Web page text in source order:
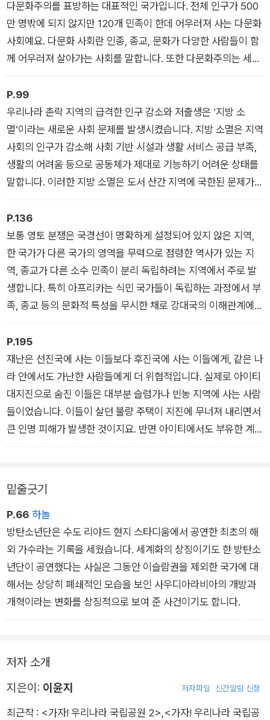
각할 만한 주제까지 폭넓게 담겨 있어 하나씩 읽다 보면 자연스럽
게 지리를 이해하기 위한 기본 개념을 익히고, 지리적 안목도 함
께 키우게 될 것이다.
지 보호 지역으로 지정해 보호하고, 훼손된 갯벌은 역간척과 복원
사업을 통해 본래의 기능을 되살리려는 노력이 이어지고 있습니
다. - 〈갯벌〉
다문화주의를 표방하는 대표적인 국가입니다. 전체 인구가 500
만 명밖에 되지 않지만 120개 민족이 한데 어우러져 사는 다문화
사회예요. 다문화 사회란 인종, 종교, 문화가 다양한 사람들이 함
께 어우러져 살아가는 사회를 말합니다. 또한 다문화주의는 세계
화가 진행됨에 따라 단일한 민족 국가들이 가지고 있는 다양한 문
화를 서로 인정하고 교류하기 위해 여러 문화를 존중하고자 하는
태도나 정책입니다. - 〈문화 공존〉
P.99
우리나라 촌락 지역의 급격한 인구 감소와 저출생은 ‘지방 소
멸’이라는 새로운 사회 문제를 발생시켰습니다. 지방 소멸은 지역
사회의 인구가 감소해 사회 기반 시설과 생활 서비스 공급 부족,
생활의 어려움 등으로 공동체가 제대로 기능하기 어려운 상태를
말합니다. 이러한 지방 소멸은 도서 산간 지역에 국한된 문제가
아닙니다. 중소 도시는 물론 광역 자치 단체에서도 벌써 시작된
현상입니다. 2047년에는 전국적인 소멸이 진행될 것이라는 예
상도 있지요. 이제라도 고령화에 따른 사회 전반에 걸친 문제를
점검하고 지방 소멸에 대한 적극적인 대책을 마련해야 할 것입니
다. - 〈지방 소멸〉
P.136
보통 영토 분쟁은 국경선이 명확하게 설정되어 있지 않은 지역,
한 국가가 다른 국가의 영역을 무력으로 점령한 역사가 있는 지
역, 종교가 다른 소수 민족이 분리 독립하려는 지역에서 주로 발
생합니다. 특히 아프리카는 식민 국가들이 독립하는 과정에서 부
족, 종교 등의 문화적 특성을 무시한 채로 강대국의 이해관계에
따라 국경선을 설정했습니다. 이로 인해 다양한 부족들이 한 국가
에 포함되거나, 하나의 부족이 국경을 두고 둘로 나누어지기도 했
습니다. 게다가 아프리카의 풍부한 지하자원은 그것을 둘러싼 이
권 경쟁으로, 축복이 아닌 저주가 되고 있지요. 이에 따라 아프리
카에서는 곳곳에서 분쟁이 발생하고 지금도 끊임없이 난민이 발
생하고 있습니다. - 〈분쟁〉
P.195
재난은 선진국에 사는 이들보다 후진국에 사는 이들에게, 같은 나
라 안에서도 가난한 사람들에게 더 위협적입니다. 실제로 아이티
대지진으로 숨진 이들은 대부분 슬럼가나 빈농 지역에 사는 사람
들이었습니다. 이들이 살던 불량 주택이 지진에 무너져 내리면서
큰 인명 피해가 발생한 것이지요. 반면 아이티에서도 부유한 계층
이 사는 고급 주택 지역은 별다른 피해를 입지 않았습니다. - 〈재
밑줄긋기
P.66 하놀
방탄소년단은 수도 리야드 현지 스타디움에서 공연한 최초의 해
외 가수라는 기록을 세웠습니다. 세계화의 상징이기도 한 방탄소
년단이 공연했다는 사실은 그동안 이슬람권을 제외한 국가에 대
해서는 상당히 폐쇄적인 모습을 보인 사우디아라비아의 개방과
개혁이라는 변화를 상징적으로 보여 준 사건이기도 합니다.
저자 소개
지은이: 이윤지 저자파일 신간알림 신청
최근작 : <가자! 우리나라 국립공원 2>,<가자! 우리나라 국립공